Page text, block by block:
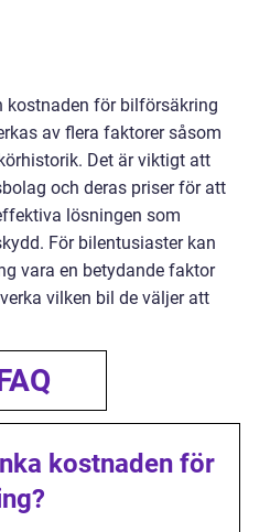
för bilförsäkring
av flera faktorer såsom
Det är viktigt att
och deras priser för att
lösningen som
För bilentusiaster kan
vara en betydande faktor
vilken bil de väljer att
kostnaden för